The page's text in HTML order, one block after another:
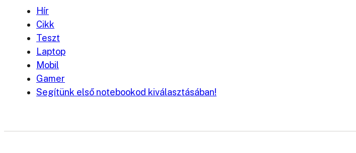
Hír
Cikk
Teszt
Laptop
Mobil
Gamer
Segítünk első notebookod kiválasztásában!